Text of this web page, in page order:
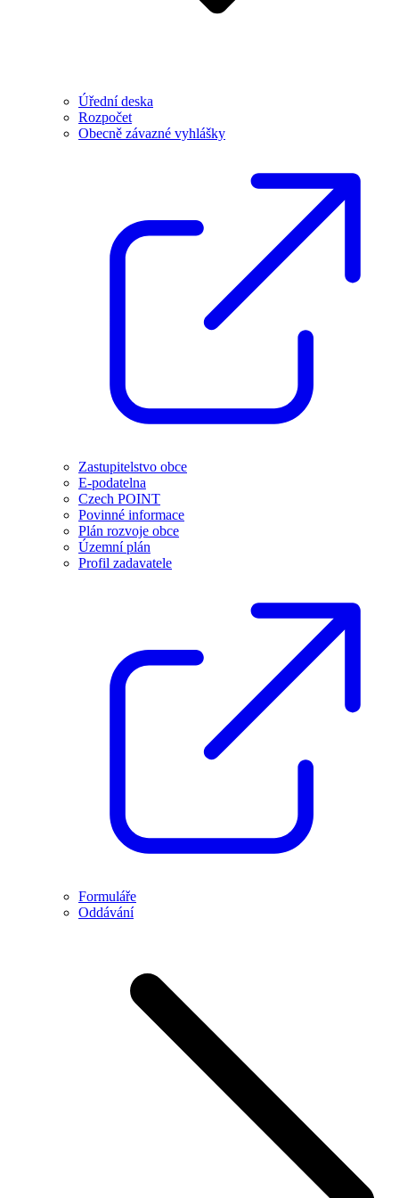
Úřední deska
Rozpočet
Obecně závazné vyhlášky
Zastupitelstvo obce
E-podatelna
Czech POINT
Povinné informace
Plán rozvoje obce
Územní plán
Profil zadavatele
Formuláře
Oddávání